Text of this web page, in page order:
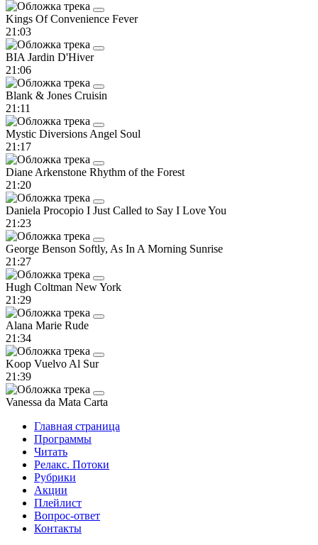
Kings Of Convenience Fever
21:03
BIA Jardin D'Hiver
21:06
Blank & Jones Cruisin
21:11
Mystic Diversions Angel Soul
21:17
Diane Arkenstone Rhythm of the Forest
21:20
Daniela Procopio I Just Called to Say I Love You
21:23
George Benson Softly, As In A Morning Sunrise
21:27
Hugh Coltman New York
21:29
Alana Marie Rude
21:34
Koop Vuelvo Al Sur
21:39
Vanessa da Mata Carta
Главная страница
Программы
Читать
Релакс. Потоки
Рубрики
Акции
Плейлист
Вопрос-ответ
Контакты